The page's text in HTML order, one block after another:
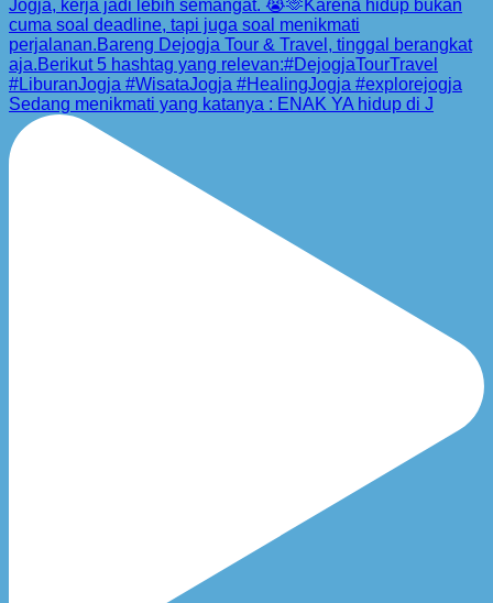
Sedang menikmati yang katanya : ENAK YA hidup di J